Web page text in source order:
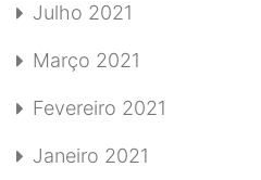
Julho 2021
Março 2021
Fevereiro 2021
Janeiro 2021